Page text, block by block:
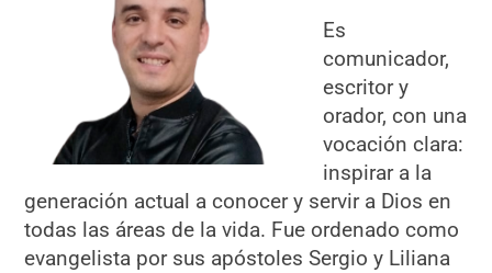
Es
comunicador,
escritor y
orador, con una
vocación clara:
inspirar a la
generación actual a conocer y servir a Dios en
todas las áreas de la vida. Fue ordenado como
evangelista por sus apóstoles Sergio y Liliana